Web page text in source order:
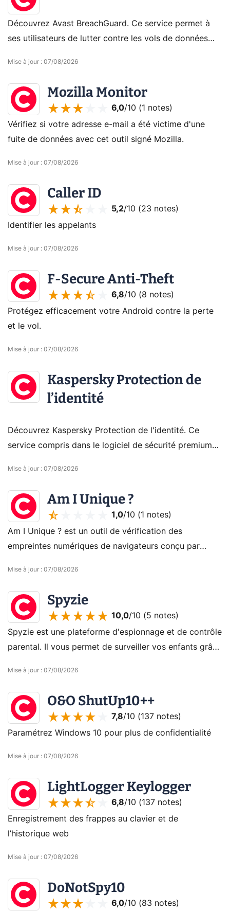
Découvrez Avast BreachGuard. Ce service permet à
ses utilisateurs de lutter contre les vols de données
Mise à jour : 07/08/2026
Mozilla Monitor
6,0/10 (1 notes)
Vérifiez si votre adresse e-mail a été victime d'une
fuite de données avec cet outil signé Mozilla.
Mise à jour : 07/08/2026
Caller ID
5,2/10 (23 notes)
Identifier les appelants
Mise à jour : 07/08/2026
F-Secure Anti-Theft
6,8/10 (8 notes)
Protégez efficacement votre Android contre la perte
et le vol.
Mise à jour : 07/08/2026
Kaspersky Protection de
l’identité
Découvrez Kaspersky Protection de l'identité. Ce
service compris dans le logiciel de sécurité premium
utilisateurs en cas d'usurpation d'identité.
Mise à jour : 07/08/2026
Am I Unique ?
1,0/10 (1 notes)
Am I Unique ? est un outil de vérification des
empreintes numériques de navigateurs conçu par
des internautes.
Mise à jour : 07/08/2026
Spyzie
10,0/10 (5 notes)
Spyzie est une plateforme d'espionnage et de contrôle
parental. Il vous permet de surveiller vos enfants grâce
Mise à jour : 07/08/2026
O&O ShutUp10++
7,8/10 (137 notes)
Paramétrez Windows 10 pour plus de confidentialité
Mise à jour : 07/08/2026
LightLogger Keylogger
6,8/10 (137 notes)
Enregistrement des frappes au clavier et de
l’historique web
Mise à jour : 07/08/2026
DoNotSpy10
6,0/10 (83 notes)